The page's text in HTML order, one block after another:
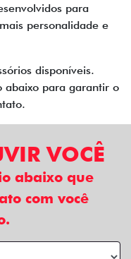
para
personalidade e
disponíveis.
abaixo para garantir o
VOCÊ
abaixo que
com você